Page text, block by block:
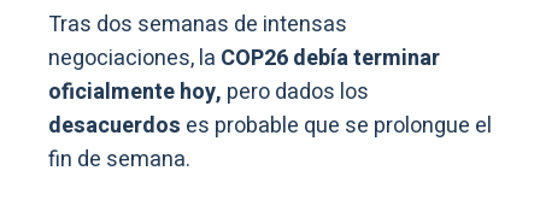
Tras dos semanas de intensas
negociaciones, la COP26 debía terminar
oficialmente hoy, pero dados los
desacuerdos es probable que se prolongue el
fin de semana.